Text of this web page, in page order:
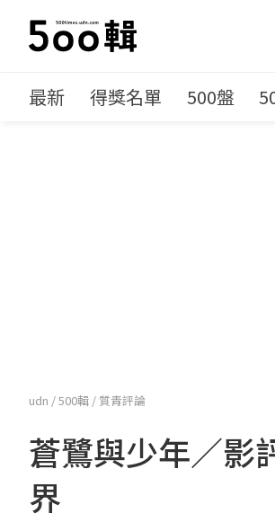
最新 得獎名單 500盤
udn /500輯 / 質青評論
蒼鷺與少年／影
界